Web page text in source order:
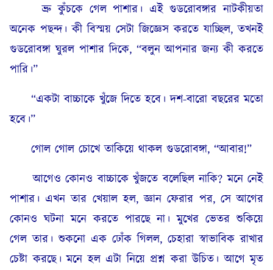
ভ্রু কুঁচকে গেল পাশার। এই গুডরোবঙ্গার নাটকীয়তা
অনেক পছন্দ। কী বিস্ময় সেটা জিজ্ঞেস করতে যাচ্ছিল, তখনই
গুডরোবঙ্গা ঘুরল পাশার দিকে, “বলুন আপনার জন্য কী করতে
পারি।”
“একটা বাচ্চাকে খুঁজে দিতে হবে। দশ-বারো বছরের মতো
হবে।”
গোল গোল চোখে তাকিয়ে থাকল গুডরোবঙ্গা, “আবার!”
আগেও কোনও বাচ্চাকে খুঁজতে বলেছিল নাকি? মনে নেই
পাশার। এখন তার খেয়াল হল, জ্ঞান ফেরার পর, সে আগের
কোনও ঘটনা মনে করতে পারছে না। মুখের ভেতর শুকিয়ে
গেল তার। শুকনো এক ঢোঁক গিলল, চেহারা স্বাভাবিক রাখার
চেষ্টা করছে। মনে হল এটা নিয়ে প্রশ্ন করা উচিত। আগে মৃত